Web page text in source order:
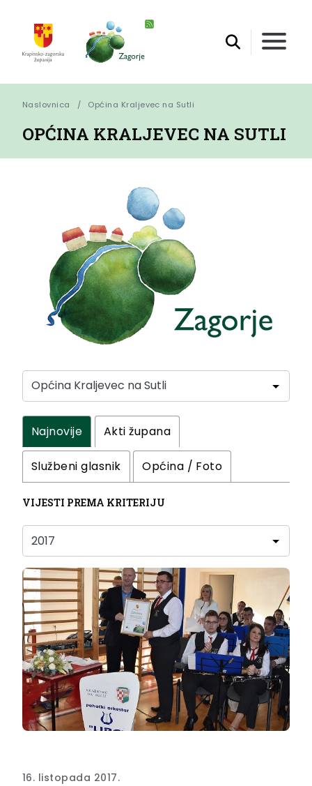
Naslovnica Općina Kraljevec na Sutli
OPĆINA KRALJEVEC NA SUTLI
Najnovije Akti župana
Službeni glasnik Općina / Foto
VIJESTI PREMA KRITERIJU
16. listopada 2017.